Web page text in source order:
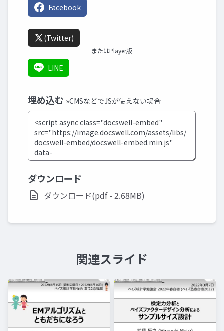
Facebook
(Twitter)
またはPlayer版
LINE
埋め込む »CMSなどでJSが使えない場合
ダウンロード
ダウンロード(pdf - 2.68MB)
関連スライド